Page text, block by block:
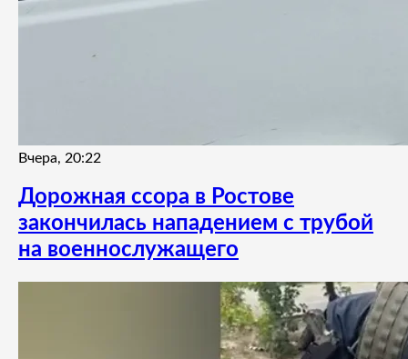
Вчера, 20:22
Дорожная ссора в Ростове
закончилась нападением с трубой
на военнослужащего